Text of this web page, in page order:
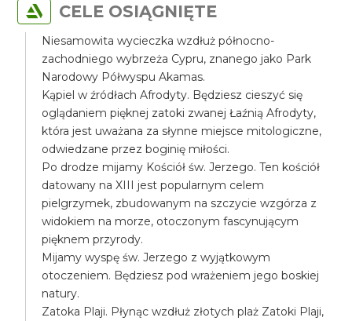
CELE OSIĄGNIĘTE
Niesamowita wycieczka wzdłuż północno-
zachodniego wybrzeża Cypru, znanego jako Park
Narodowy Półwyspu Akamas.
Kąpiel w źródłach Afrodyty. Będziesz cieszyć się
oglądaniem pięknej zatoki zwanej Łaźnią Afrodyty,
która jest uważana za słynne miejsce mitologiczne,
odwiedzane przez boginię miłości.
Po drodze mijamy Kościół św. Jerzego. Ten kościół
datowany na XIII jest popularnym celem
pielgrzymek, zbudowanym na szczycie wzgórza z
widokiem na morze, otoczonym fascynującym
pięknem przyrody.
Mijamy wyspę św. Jerzego z wyjątkowym
otoczeniem. Będziesz pod wrażeniem jego boskiej
natury.
Zatoka Plaji. Płynąc wzdłuż złotych plaż Zatoki Plaji,